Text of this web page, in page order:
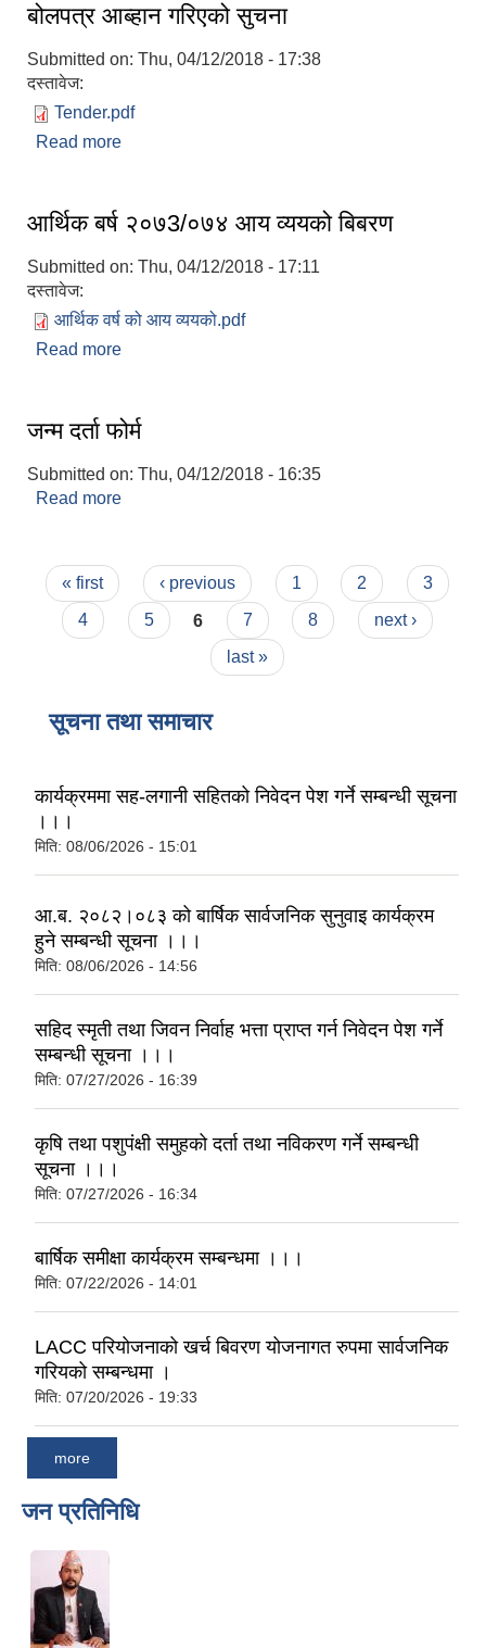
बोलपत्र आब्हान गरिएको सुचना
Submitted on: Thu, 04/12/2018 - 17:38
दस्तावेज:
Tender.pdf
Read more
आर्थिक बर्ष २०७3/०७४ आय व्ययको बिबरण
Submitted on: Thu, 04/12/2018 - 17:11
दस्तावेज:
आर्थिक वर्ष को आय व्ययको.pdf
Read more
जन्म दर्ता फोर्म
Submitted on: Thu, 04/12/2018 - 16:35
Read more
Pages
« first ‹ previous 1 2
3
4
5 6 7 8
next ›
last »
सूचना तथा समाचार
कार्यक्रममा सह-लगानी सहितको निवेदन पेश गर्ने सम्बन्धी सूचना
।।।
मिति: 08/06/2026 - 15:01
आ.ब. २०८२।०८३ को बार्षिक सार्वजनिक सुनुवाइ कार्यक्रम
हुने सम्बन्धी सूचना ।।।
मिति: 08/06/2026 - 14:56
सहिद स्मृती तथा जिवन निर्वाह भत्ता प्राप्त गर्न निवेदन पेश गर्ने
सम्बन्धी सूचना ।।।
मिति: 07/27/2026 - 16:39
कृषि तथा पशुपंक्षी समुहको दर्ता तथा नविकरण गर्ने सम्बन्धी
सूचना ।।।
मिति: 07/27/2026 - 16:34
बार्षिक समीक्षा कार्यक्रम सम्बन्धमा ।।।
मिति: 07/22/2026 - 14:01
LACC परियोजनाको खर्च बिवरण योजनागत रुपमा सार्वजनिक
गरियको सम्बन्धमा ।
मिति: 07/20/2026 - 19:33
more
जन प्रतिनिधि